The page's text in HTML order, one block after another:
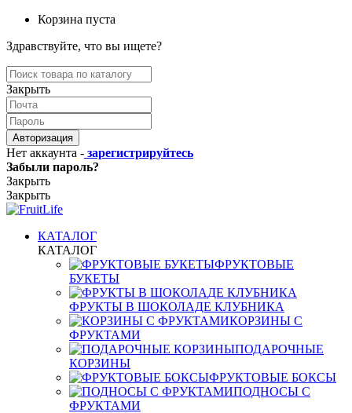
Корзина пуста
Здравствуйте, что вы ищете?
Закрыть
Авторизация
Нет аккаунта - зарегистрируйтесь
Забыли пароль?
Закрыть
Закрыть
КАТАЛОГ
КАТАЛОГ
ФРУКТОВЫЕ
БУКЕТЫ
ФРУКТЫ В ШОКОЛАДЕ КЛУБНИКА
КОРЗИНЫ С
ФРУКТАМИ
ПОДАРОЧНЫЕ
КОРЗИНЫ
ФРУКТОВЫЕ БОКСЫ
ПОДНОСЫ С
ФРУКТАМИ